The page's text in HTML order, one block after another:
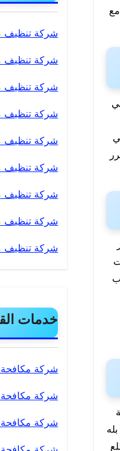
شركة تنظيف
شركة تنظيف
شركة تنظيف
شركة تنظيف
شركة تنظيف
شركة تنظيف
شركة تنظيف
شركة تنظيف
شركة تنظيف
خدمات
شركة مكافحة
شركة مكافحة
شركة مكافحة